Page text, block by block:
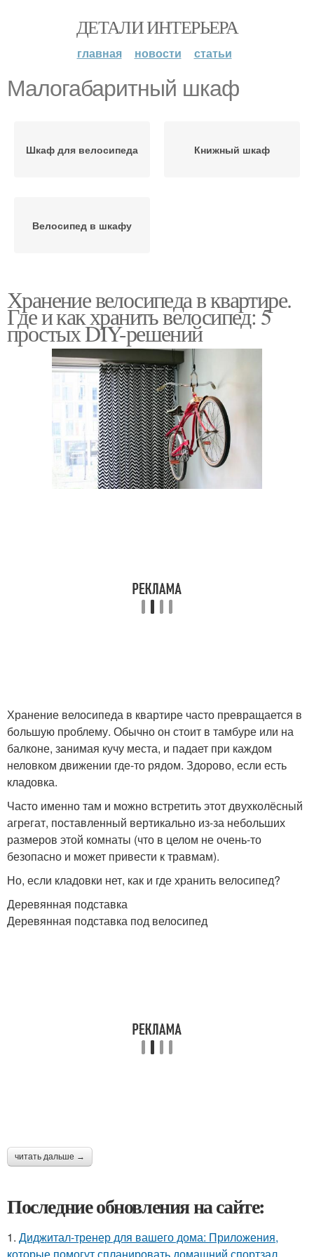
ДЕТАЛИ ИНТЕРЬЕРА
главная новости статьи
Малогабаритный шкаф
Шкаф для велосипеда Книжный шкаф
Велосипед в шкафу
Хранение велосипеда в квартире.
Где и как хранить велосипед: 5
простых DIY-решений
Хранение велосипеда в квартире часто превращается в
большую проблему. Обычно он стоит в тамбуре или на
балконе, занимая кучу места, и падает при каждом
неловком движении где-то рядом. Здорово, если есть
кладовка.
Часто именно там и можно встретить этот двухколёсный
агрегат, поставленный вертикально из-за небольших
размеров этой комнаты (что в целом не очень-то
безопасно и может привести к травмам).
Но, если кладовки нет, как и где хранить велосипед?
Деревянная подставка
Деревянная подставка под велосипед
читать дальше →
Последние обновления на сайте:
1. Диджитал-тренер для вашего дома: Приложения,
которые помогут спланировать домашний спортзал